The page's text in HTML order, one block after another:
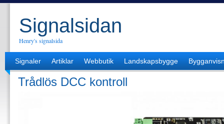
Signalsidan
Henry's signalsida
Signaler Artiklar Webbutik Landskapsbygge
Trådlös DCC kontroll